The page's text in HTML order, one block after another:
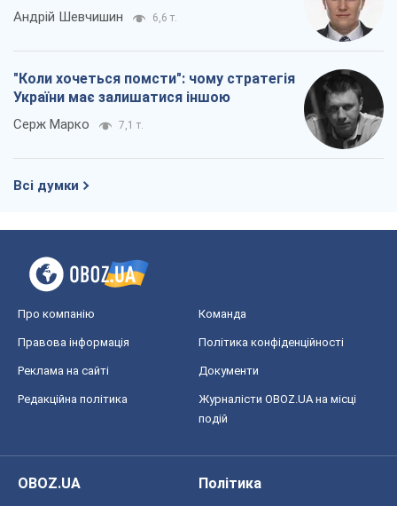
Андрій Шевчишин 6,6 т.
"Коли хочеться помсти": чому стратегія
України має залишатися іншою
Серж Марко 7,1 т.
Всі думки
Про компанію Команда
Правова інформація Політика конфіденційності
Реклама на сайті Документи
Редакційна політика
Журналісти OBOZ.UA на місці
подій
OBOZ.UA
Політика